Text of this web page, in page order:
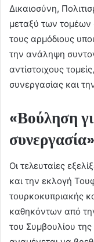
Δικαιοσύνη,
μεταξύ των τομέων
τους αρμόδιους
την ανάληψη
αντίστοιχους
συνεργασίας και
«Βούληση
συνεργασία»
Οι τελευταίες
και την εκλογή
τουρκοκυπριακής
καθηκόντων από
του Συμβουλίου